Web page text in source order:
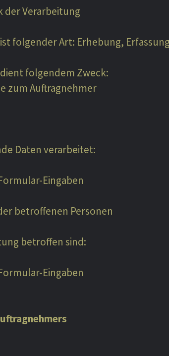
der Verarbeitung
folgender Art: Erhebung,
folgendem Zweck:
zum Auftragnehmer
Daten verarbeitet:
Eingaben
betroffenen Personen
betroffen sind:
Eingaben